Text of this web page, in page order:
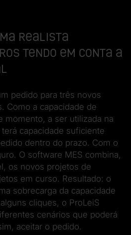
realista
tendo em conta a
pedido para três novos
Como a capacidade de
momento, a ser utilizada na
capacidade suficiente
dentro do prazo. Com o
O software MES combina,
os novos projetos de
em curso. Resultado: o
sobrecarga da capacidade
cliques, o ProLeiS
cenários que poderá
aceitar o pedido.